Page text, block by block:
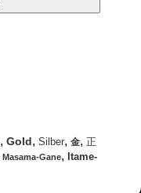
, Gold, Silber, 金, 正
Masama-Gane, Itame-